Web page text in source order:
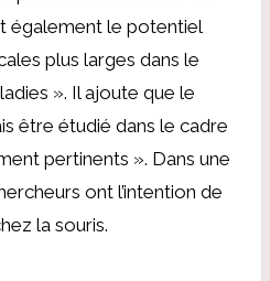
également le potentiel
plus larges dans le
». Il ajoute que le
être étudié dans le cadre
pertinents ». Dans une
ont l’intention de
la souris.